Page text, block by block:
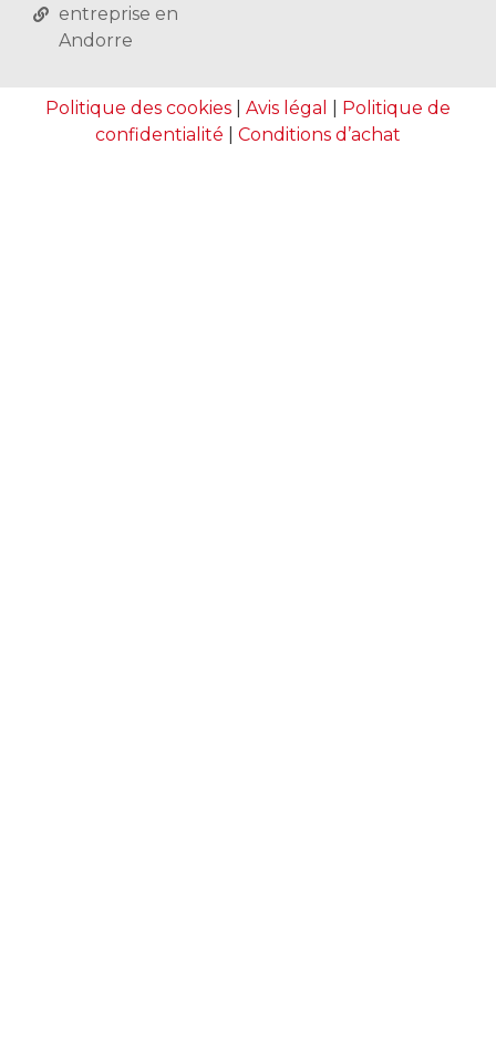
entreprise en
Andorre
Politique des cookies Avis légal
Politique de
confidentialité
Conditions d’achat